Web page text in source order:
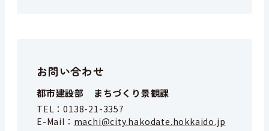
お問い合わせ
都市建設部 まちづくり景観課
TEL：0138-21-3357
E-Mail： machi@city.hakodate.hokkaido.jp